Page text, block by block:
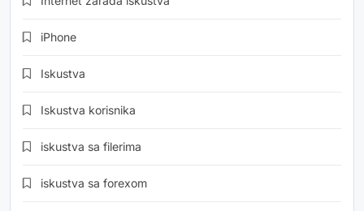
iPhone
Iskustva
Iskustva korisnika
iskustva sa filerima
iskustva sa forexom